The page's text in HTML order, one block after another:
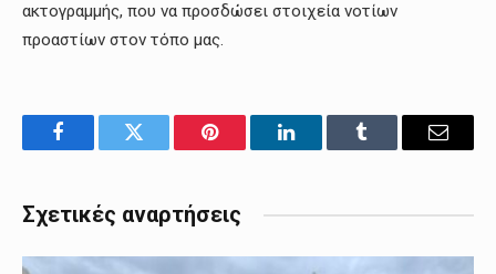
ακτογραμμής, που να προσδώσει στοιχεία νοτίων
προαστίων στον τόπο μας.
FacebookTwitter Pinterest LinkedInTumblr Email
Σχετικές αναρτήσεις